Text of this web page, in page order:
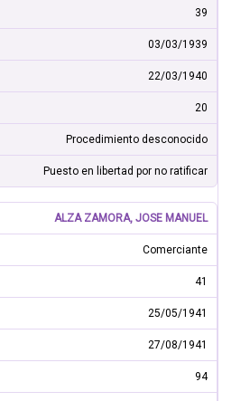
39
03/03/1939
22/03/1940
20
Procedimiento desconocido
Puesto en libertad por no ratificar
ALZA ZAMORA, JOSE MANUEL
Comerciante
41
25/05/1941
27/08/1941
94